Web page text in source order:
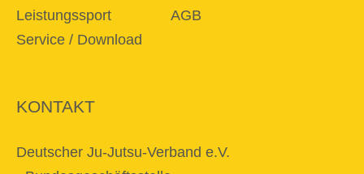
Leistungssport
Service / Download
AGB
KONTAKT
Deutscher Ju-Jutsu-Verband e.V.